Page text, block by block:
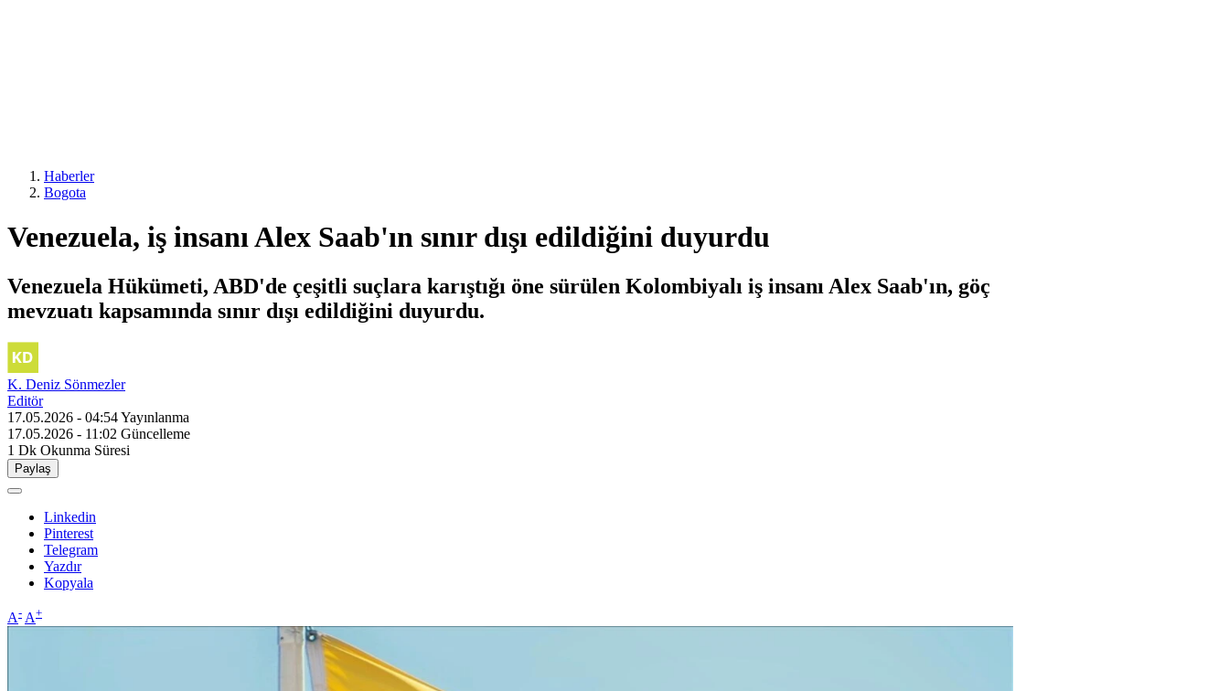
Haberler
Bogota
Venezuela, iş insanı Alex Saab'ın sınır dışı edildiğini duyurdu
Venezuela Hükümeti, ABD'de çeşitli suçlara karıştığı öne sürülen Kolombiyalı iş insanı Alex Saab'ın, göç
mevzuatı kapsamında sınır dışı edildiğini duyurdu.
K. Deniz Sönmezler
Editör
17.05.2026 - 04:54Yayınlanma
17.05.2026 - 11:02 Güncelleme
1 Dk Okunma Süresi
Paylaş
Linkedin
Pinterest
Telegram
Yazdır
Kopyala
A- A+